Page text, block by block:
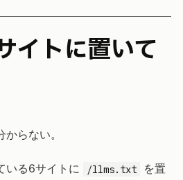
らない。
いる6サイトに /llms.txt
を置